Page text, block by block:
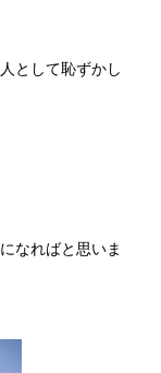
として恥ずかし
なればと思いま